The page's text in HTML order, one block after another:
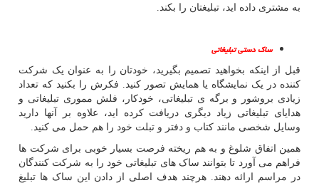
به مشتری داده اید، تبلیغتان را بکند.
ساک دستی تبلیغاتی
قبل از اینکه بخواهید تصمیم بگیرید، خودتان را به عنوان یک شرکت
کننده در یک نمایشگاه یا همایش تصور کنید. فکرش را بکنید که تعداد
زیادی بروشور و برگه ی تبلیغاتی، خودکار، فلش مموری تبلیغاتی و
هدایای تبلیغاتی زیاد دیگری دریافت کرده اید، علاوه بر آنها دارید
وسایل شخصی مانند کتاب و دفتر و تبلت خود را هم حمل می کنید.
همین اتفاق شلوغ و به هم ریخته فرصت بسیار خوبی برای شرکت ها
فراهم می آورد تا بتوانند ساک های تبلیغاتی خود را به شرکت کنندگان
در مراسم ارائه دهند. هرچند هدف اصلی از دادن این ساک ها تبلیغ